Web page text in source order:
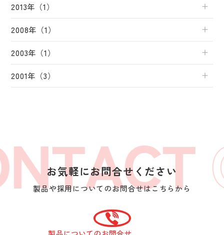
2013年（1）
2008年（1）
2003年（1）
2001年（3）
お気軽にお問合せください
製品や採用についてのお問合せはこちらから